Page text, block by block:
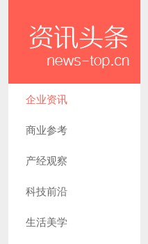
企业资讯
商业参考
产经观察
科技前沿
生活美学